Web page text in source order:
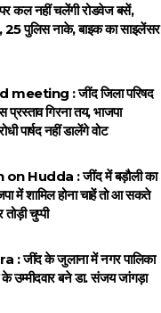
कल नहीं चलेंगी रोडवेज बसें,
25 पुलिस नाके, बाइक का साइलेंसर
: जींद जिला परिषद
गिरना तय, भाजपा
पार्षद नहीं डालेंगे वोट
Hudda : जींद में बड़ौली का
में शामिल होना चाहें तो आ सकते
चुप्पी
जींद के जुलाना में नगर पालिका
उम्मीदवार बने डा. संजय जांगड़ा